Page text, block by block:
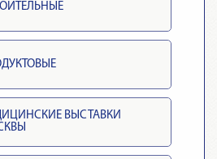
ВЫСТАВКИ